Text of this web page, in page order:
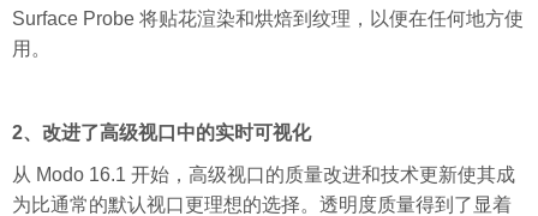
Surface Probe 将贴花渲染和烘焙到纹理，以便在任何地方使
用。
2、改进了高级视口中的实时可视化
从 Modo 16.1 开始，高级视口的质量改进和技术更新使其成
为比通常的默认视口更理想的选择。透明度质量得到了显着